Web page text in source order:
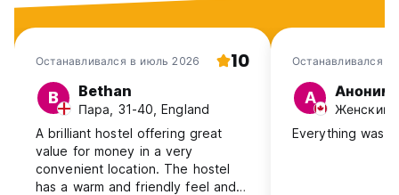
Останавливался в июль 2026 10
B Bethan
Пара, 31-40, England
A brilliant hostel offering great
value for money in a very
convenient location. The hostel
has a warm and friendly feel and
Останавливался в
А
Женский,
Everything was